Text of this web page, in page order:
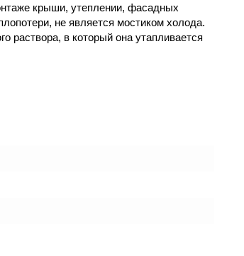
крыши, утеплении, фасадных
не является мостиком холода.
раствора, в который она утапливается